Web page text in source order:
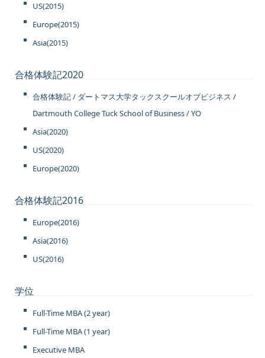
US(2015)
Europe(2015)
Asia(2015)
合格体験記2020
合格体験記 / ダートマス大学タックスクールオブビジネス /
Dartmouth College Tuck School of Business / YO
Asia(2020)
US(2020)
Europe(2020)
合格体験記2016
Europe(2016)
Asia(2016)
US(2016)
学位
Full-Time MBA (2 year)
Full-Time MBA (1 year)
Executive MBA